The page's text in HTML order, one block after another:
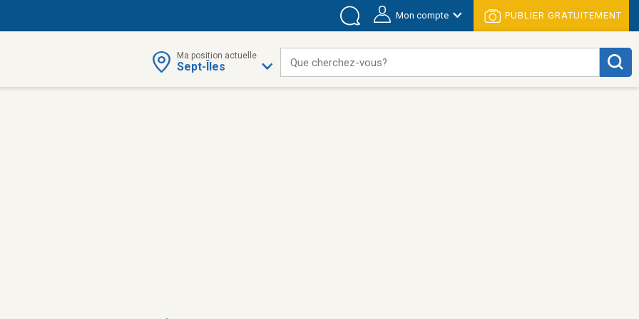
Mon compte PUBLIER GRATUITEMENT
Ma position actuelle
Sept-Îles Que cherchez-vous?